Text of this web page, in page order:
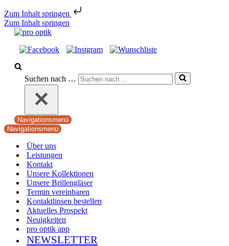
Zum Inhalt springen
Zum Inhalt springen
Suchen nach …
Navigationsmenü
Navigationsmenü
Über uns
Leistungen
Kontakt
Unsere Kollektionen
Unsere Brillengläser
Termin vereinbaren
Kontaktlinsen bestellen
Aktuelles Prospekt
Neuigkeiten
pro optik app
NEWSLETTER